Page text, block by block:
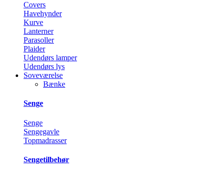
Covers
Havehynder
Kurve
Lanterner
Parasoller
Plaider
Udendørs lamper
Udendørs lys
Soveværelse
Bænke
Senge
Senge
Sengegavle
Topmadrasser
Sengetilbehør